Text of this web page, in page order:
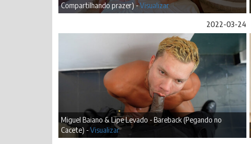
Compartilhando prazer) -Visualizar
2022-03-24
Miguel Baiano & Lipe Levado - Bareback (Pegando no
Cacete) -Visualizar